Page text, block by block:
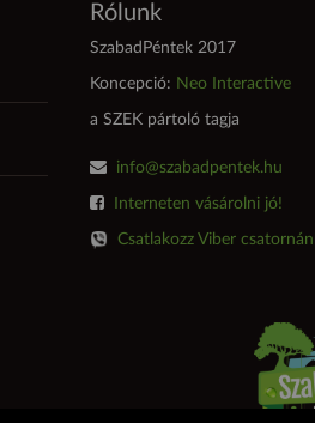
Rólunk
SzabadPéntek 2017
Koncepció: Neo Interactive
a SZEK pártoló tagja
info@szabadpentek.hu
Interneten vásárolni jó!
Csatlakozz Viber